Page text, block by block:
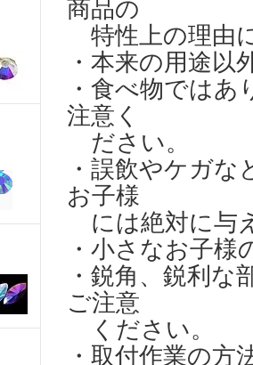
商品の
特性上の理由
・本来の用途
・食べ物では
注意く
ださい。
・誤飲やケガ
お子様
には絶対に与
・小さなお子
・鋭角、鋭利
ご注意
ください。
・取付作業の